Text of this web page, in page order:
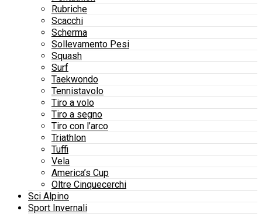
Rubriche
Scacchi
Scherma
Sollevamento Pesi
Squash
Surf
Taekwondo
Tennistavolo
Tiro a volo
Tiro a segno
Tiro con l’arco
Triathlon
Tuffi
Vela
America’s Cup
Oltre Cinquecerchi
Sci Alpino
Sport Invernali